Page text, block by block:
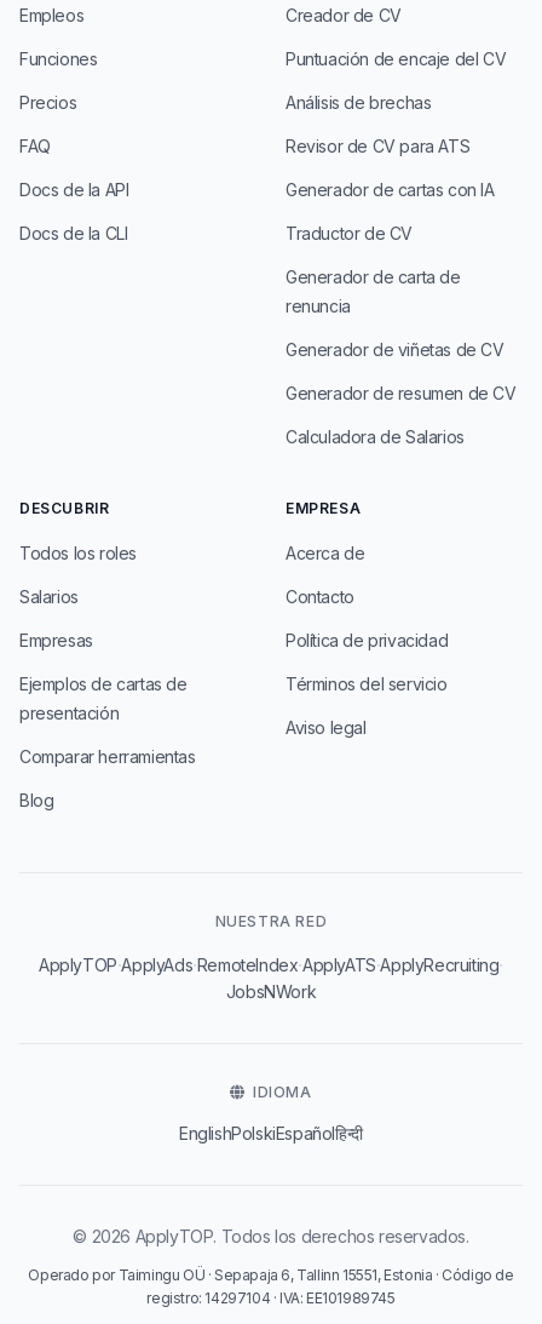
Empleos
Funciones
Precios
FAQ
Docs de la API
Docs de la CLI
Creador de CV
Puntuación de encaje del CV
Análisis de brechas
Revisor de CV para ATS
Generador de cartas con IA
Traductor de CV
Generador de carta de
renuncia
Generador de viñetas de CV
Generador de resumen de CV
Calculadora de Salarios
DESCUBRIR
Todos los roles
Salarios
Empresas
Ejemplos de cartas de
presentación
Comparar herramientas
Blog
EMPRESA
Acerca de
Contacto
Política de privacidad
Términos del servicio
Aviso legal
NUESTRA RED
ApplyTOP·ApplyAds·RemoteIndex·ApplyATS·ApplyRecruiting·
JobsNWork
IDIOMA
EnglishPolskiEspañolहिन्दी
© 2026 ApplyTOP. Todos los derechos reservados.
Operado por Taimingu OÜ · Sepapaja 6, Tallinn 15551, Estonia · Código de
registro: 14297104 · IVA: EE101989745